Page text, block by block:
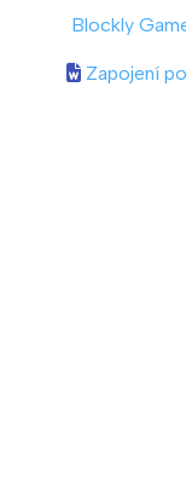
Blockly
Zapojení